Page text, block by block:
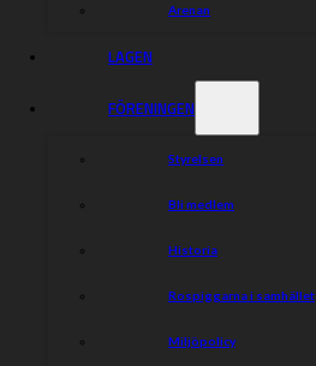
Arenan
LAGEN
FÖRENINGEN
Styrelsen
Bli medlem
Historia
Rospiggarna i samhället
Miljöpolicy